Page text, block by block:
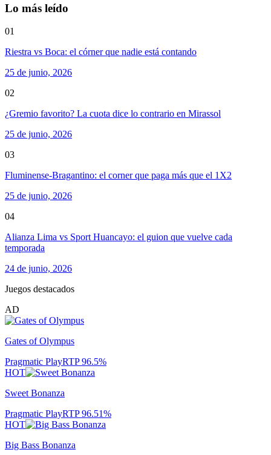
Lo más leído
01
Riestra vs Boca: el córner que nadie está contando
25 de junio, 2026
02
¿Gremio favorito? La cuota dice lo contrario en Mirassol
25 de junio, 2026
03
Fluminense-Bragantino: el corner que paga más que el 1X2
25 de junio, 2026
04
Alianza Lima vs Sport Huancayo: el guion que vuelve cada
temporada
24 de junio, 2026
Juegos destacados
AD
Gates of Olympus
Pragmatic PlayRTP96.5%
HOT
Sweet Bonanza
Pragmatic PlayRTP96.51%
HOT
Big Bass Bonanza